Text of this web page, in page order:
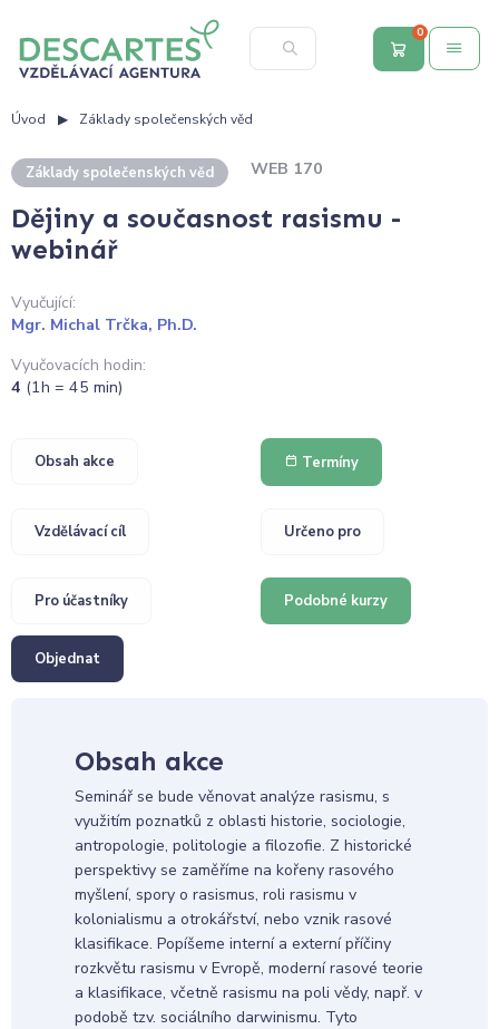
0
Úvod Základy společenských věd
Základy společenských věd WEB 170
Dějiny a současnost rasismu -
webinář
Vyučující:
Mgr. Michal Trčka, Ph.D.
Vyučovacích hodin:
4 (1h = 45 min)
Obsah akce Termíny
Vzdělávací cíl Určeno pro
Pro účastníky Podobné kurzy
Objednat
Obsah akce
Seminář se bude věnovat analýze rasismu, s
využitím poznatků z oblasti historie, sociologie,
antropologie, politologie a filozofie. Z historické
perspektivy se zaměříme na kořeny rasového
myšlení, spory o rasismus, roli rasismu v
kolonialismu a otrokářství, nebo vznik rasové
klasifikace. Popíšeme interní a externí příčiny
rozkvětu rasismu v Evropě, moderní rasové teorie
a klasifikace, včetně rasismu na poli vědy, např. v
podobě tzv. sociálního darwinismu. Tyto